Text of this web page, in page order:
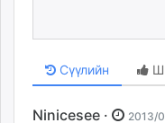
Сүүлийн
Ninicesee · 2013/